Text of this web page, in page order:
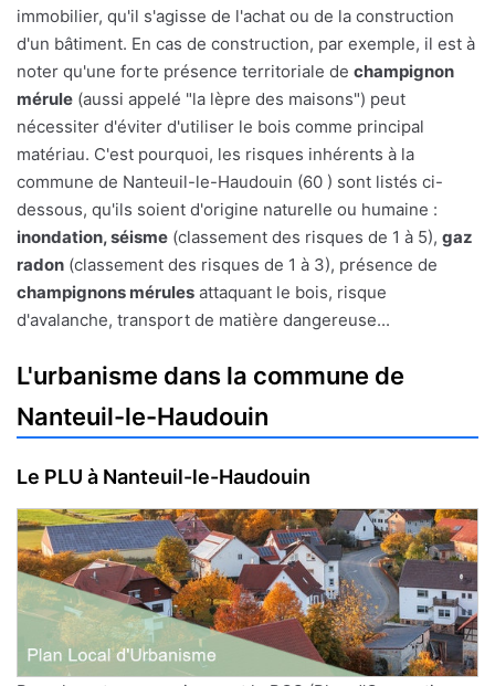
immobilier, qu'il s'agisse de l'achat ou de la construction
d'un bâtiment. En cas de construction, par exemple, il est à
noter qu'une forte présence territoriale de champignon
mérule (aussi appelé "la lèpre des maisons") peut
nécessiter d'éviter d'utiliser le bois comme principal
matériau. C'est pourquoi, les risques inhérents à la
commune de Nanteuil-le-Haudouin (60 ) sont listés ci-
dessous, qu'ils soient d'origine naturelle ou humaine :
inondation, séisme (classement des risques de 1 à 5), gaz
radon (classement des risques de 1 à 3), présence de
champignons mérules attaquant le bois, risque
d'avalanche, transport de matière dangereuse...
L'urbanisme dans la commune de
Nanteuil-le-Haudouin
Le PLU à Nanteuil-le-Haudouin